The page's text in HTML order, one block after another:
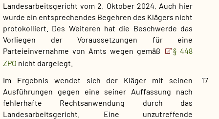
Landesarbeitsgericht vom 2. Oktober 2024. Auch hier
wurde ein entsprechendes Begehren des Klägers nicht
protokolliert. Des Weiteren hat die Beschwerde das
Vorliegen der Voraussetzungen für eine
Parteieinvernahme von Amts wegen gemäß
§ 448
ZPO nicht dargelegt.
17
Im Ergebnis wendet sich der Kläger mit seinen
Ausführungen gegen eine seiner Auffassung nach
fehlerhafte Rechtsanwendung durch das
Landesarbeitsgericht. Eine unzutreffende